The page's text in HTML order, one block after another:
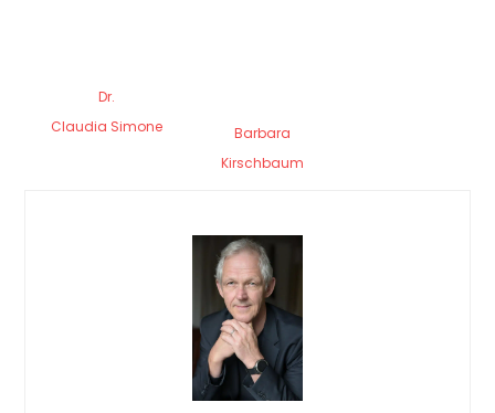
Dr.
Claudia Simone
Barbara
Kirschbaum